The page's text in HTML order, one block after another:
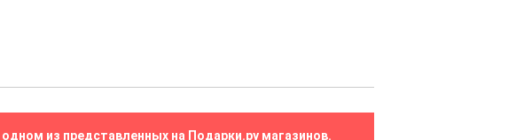
из представленных на Подарки.ру магазинов.